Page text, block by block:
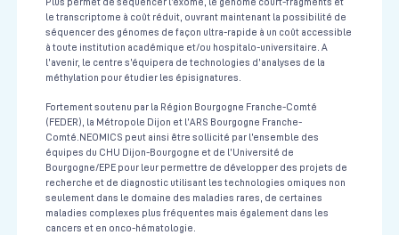
Plus permet de séquencer l’exome, le génome court-fragments et
le transcriptome à coût réduit, ouvrant maintenant la possibilité de
séquencer des génomes de façon ultra-rapide à un coût accessible
à toute institution académique et/ou hospitalo-universitaire. A
l’avenir, le centre s’équipera de technologies d’analyses de la
méthylation pour étudier les épisignatures.
Fortement soutenu par la Région Bourgogne Franche-Comté
(FEDER), la Métropole Dijon et l’ARS Bourgogne Franche-
Comté.NEOMICS peut ainsi être sollicité par l’ensemble des
équipes du CHU Dijon-Bourgogne et de l’Université de
Bourgogne/EPE pour leur permettre de développer des projets de
recherche et de diagnostic utilisant les technologies omiques non
seulement dans le domaine des maladies rares, de certaines
maladies complexes plus fréquentes mais également dans les
cancers et en onco-hématologie.